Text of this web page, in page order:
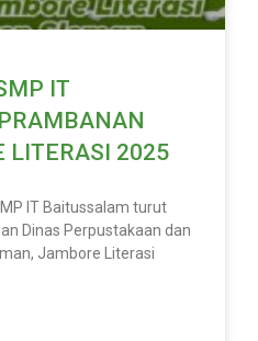
IT
LITERASI 2025
IT Baitussalam turut
Dinas Perpustakaan dan
Jambore Literasi